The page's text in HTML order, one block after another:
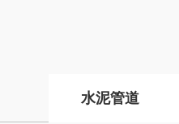
水泥管道